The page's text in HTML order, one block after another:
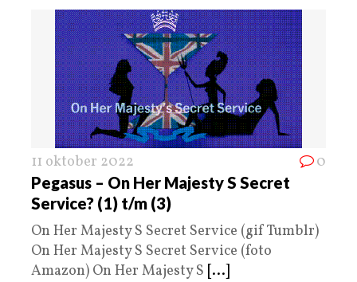
11 oktober 2022 0
Pegasus – On Her Majesty S Secret
Service? (1) t/m (3)
On Her Majesty S Secret Service (gif Tumblr)
On Her Majesty S Secret Service (foto
Amazon) On Her Majesty S [...]